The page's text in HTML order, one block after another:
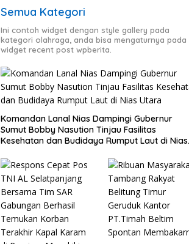
Semua Kategori
Ini contoh widget dengan style gallery pada
kategori olahraga, anda bisa mengaturnya pada
widget recent post wpberita.
Komandan Lanal Nias Dampingi Gubernur
Sumut Bobby Nasution Tinjau Fasilitas
Kesehatan dan Budidaya Rumput Laut di Nias